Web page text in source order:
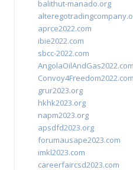
balithut-manado.org
aprce2022.com
ibie2022.com
sbcc-2022.com
AngolaOilAndGas2022.com
Convoy4Freedom2022.com
grur2023.org
hkhk2023.org
napm2023.org
apsdfd2023.org
forumausape2023.com
imkl2023.com
careerfaircsd2023.com